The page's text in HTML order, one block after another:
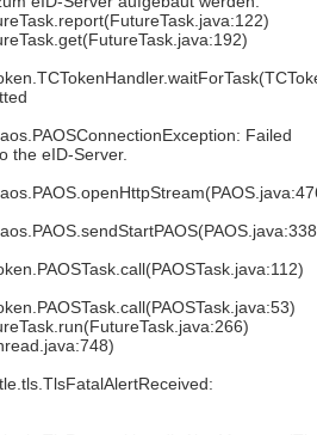
Failed
the eID-Server.